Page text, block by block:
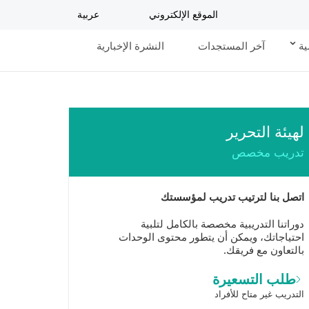
الموقع الإلكتروني عربية
آخر المستجدات النشرة الإخبارية
لهيئة التحرير
تدريب مخصص
اتصل بنا لترتيب تدريب لمؤسستك
دوراتنا التدريبية مخصصة بالكامل لتلبية
احتياجاتك، ويمكن أن يتطور محتوى الوحدات
بالتعاون مع فريقك.
طلب التسعيرة
التدريب غير متاح للأفراد